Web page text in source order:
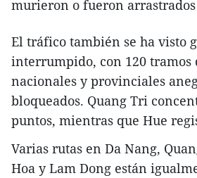
murieron o fueron
El tráfico también se ha visto
interrumpido, con 120 tramos
nacionales y provinciales
bloqueados. Quang Tri
puntos, mientras que Hue
Varias rutas en Da Nang,
Hoa y Lam Dong están